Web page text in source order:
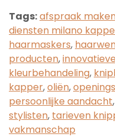
Tags:afspraak
diensten milano
haarmaskers,
producten,
kleurbehandeling,
kapper,oliën,
persoonlijke aandacht,
stylisten, tarieven
vakmanschap